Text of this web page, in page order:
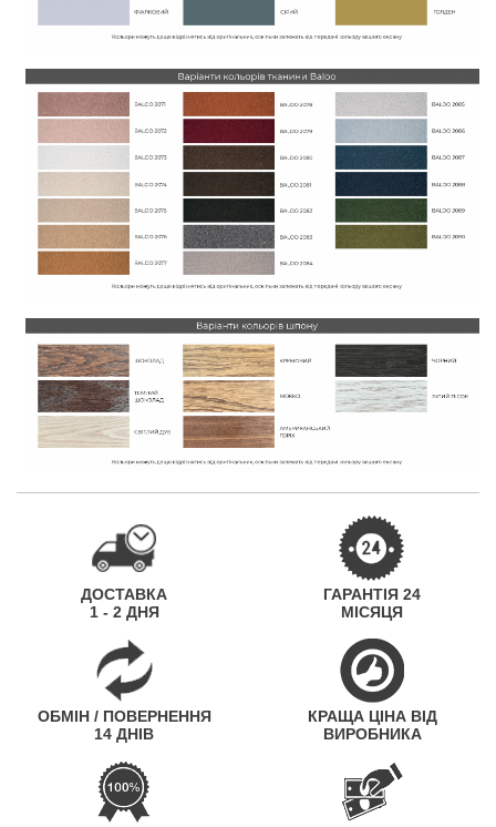
ДОСТАВКА
1 - 2 ДНЯ
ГАРАНТІЯ 24
МІСЯЦЯ
ОБМІН / ПОВЕРНЕННЯ
14 ДНІВ
КРАЩА ЦІНА ВІД
ВИРОБНИКА